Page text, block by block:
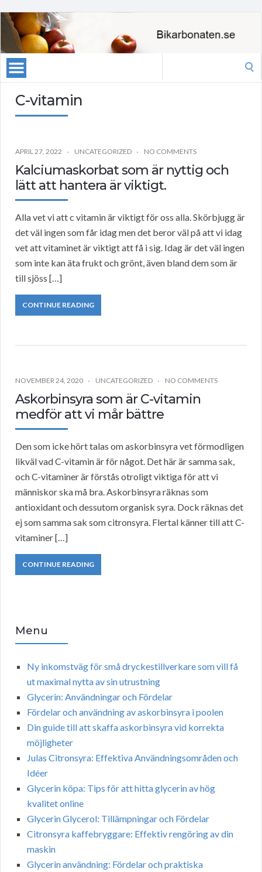
C-vitamin
APRIL 27, 2022 UNCATEGORIZED NO COMMENTS
Kalciumaskorbat som är nyttig och
lätt att hantera är viktigt.
Alla vet vi att c vitamin är viktigt för oss alla. Skörbjugg är
det väl ingen som får idag men det beror väl på att vi idag
vet att vitaminet är viktigt att få i sig. Idag är det väl ingen
som inte kan äta frukt och grönt, även bland dem som är
till sjöss […]
CONTINUE READING
NOVEMBER 24, 2020 UNCATEGORIZED NO COMMENTS
Askorbinsyra som är C-vitamin
medför att vi mår bättre
Den som icke hört talas om askorbinsyra vet förmodligen
likväl vad C-vitamin är för något. Det här är samma sak,
och C-vitaminer är förstås otroligt viktiga för att vi
människor ska må bra. Askorbinsyra räknas som
antioxidant och dessutom organisk syra. Dock räknas det
ej som samma sak som citronsyra. Flertal känner till att C-
vitaminer […]
CONTINUE READING
Menu
Ny inkomstväg för små dryckestillverkare som vill få
ut maximal nytta av sin utrustning
Glycerin: Användningar och Fördelar
Fördelar och användning av askorbinsyra i poolen
Din guide till att skaffa askorbinsyra vid korrekta
möjligheter
Julas Citronsyra: Effektiva Användningsområden och
Idéer
Glycerin köpa: Tips för att hitta glycerin av hög
kvalitet online
Glycerin Glycerol: Tillämpningar och Fördelar
Citronsyra kaffebryggare: Effektiv rengöring av din
maskin
Glycerin användning: Fördelar och praktiska